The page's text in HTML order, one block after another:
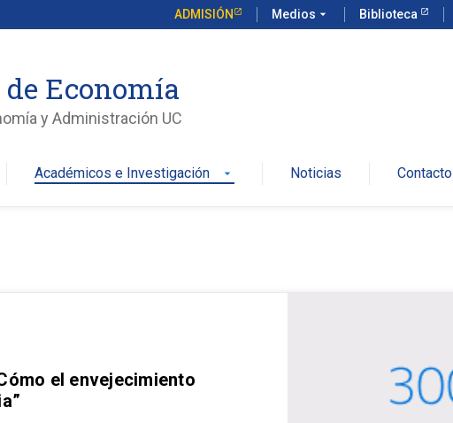
ADMISIÓN Medios arrow_drop_down Biblioteca
Economía
y Administración UC
Académicos e Investigación arrow_drop_down Noticias Contacto
el envejecimiento